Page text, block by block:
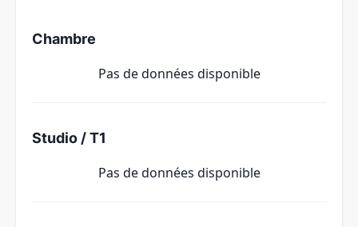
Chambre
Pas de données disponible
Studio / T1
Pas de données disponible